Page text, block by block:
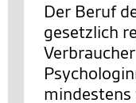
Der Beruf
gesetzlich